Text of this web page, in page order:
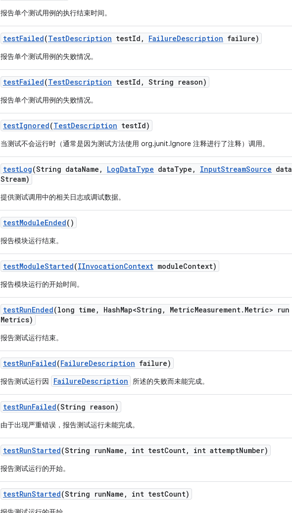
报告单个测试用例的执行结束时间。
testFailed(TestDescription testId , FailureDescription failure)
报告单个测试用例的失败情况。
testFailed(TestDescription testId , String reason)
报告单个测试用例的失败情况。
testIgnored(TestDescription testId)
当测试不会运行时（通常是因为测试方法使用 org.junit.Ignore 注释进行了注释）调用。
testLog(String dataName , LogDataType dataType , InputStreamSource data
Stream)
提供测试调用中的相关日志或调试数据。
testModuleEnded()
报告模块运行结束。
testModuleStarted(IInvocationContext moduleContext)
报告模块运行的开始时间。
testRunEnded(long time , HashMap<String , MetricMeasurement. Metric> run
Metrics)
报告测试运行结束。
testRunFailed(FailureDescription failure)
报告测试运行因 FailureDescription 所述的失败而未能完成。
testRunFailed(String reason)
由于出现严重错误，报告测试运行未能完成。
testRunStarted(String runName , int testCount, int attemptNumber)
报告测试运行的开始。
testRunStarted(String runName , int testCount)